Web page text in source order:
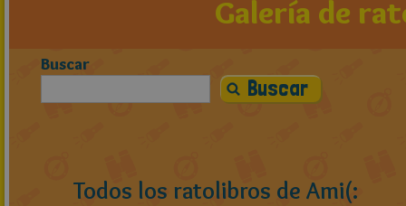
Galería de
Buscar
Todos los ratolibros de Ami(: